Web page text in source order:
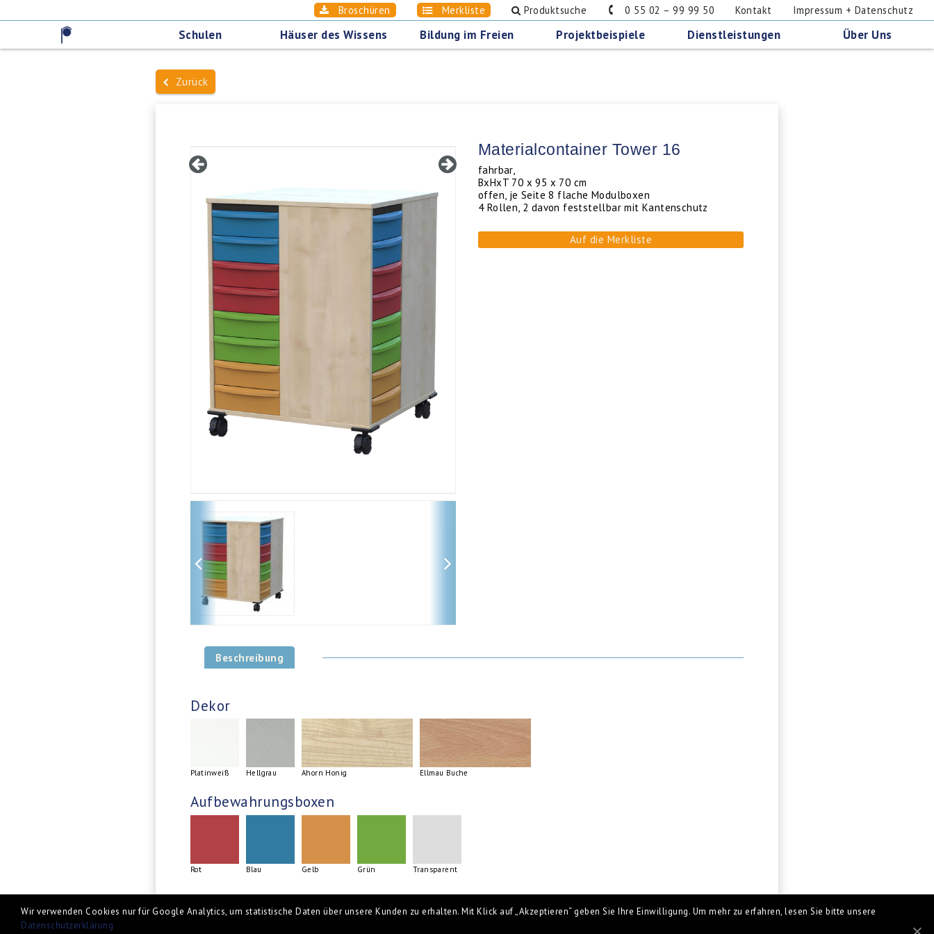
Broschüren Merkliste Produktsuche 0 55 02 – 99 99 50 Kontakt Impressum + Datenschutz
Schulen Häuser des Wissens Bildung im Freien Projektbeispiele Dienstleistungen Über Uns
Zurück
Materialcontainer Tower 16
fahrbar,
BxHxT 70 x 95 x 70 cm
offen, je Seite 8 flache Modulboxen
4 Rollen, 2 davon feststellbar mit Kantenschutz
Auf die Merkliste
Beschreibung
Dekor
Platinweiß Hellgrau Ahorn Honig Ellmau Buche
Aufbewahrungsboxen
Rot Blau Gelb Grün Transparent
Wir verwenden Cookies nur für Google Analytics, um statistische Daten über unsere Kunden zu erhalten. Mit Klick auf „Akzeptieren“ geben Sie Ihre Einwilligung. Um mehr zu erfahren, lesen Sie bitte unsere
Datenschutzerklärung